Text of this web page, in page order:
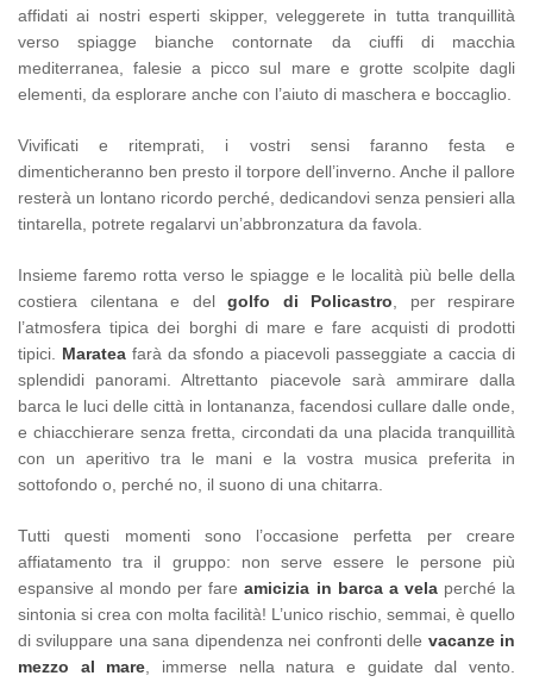
affidati ai nostri esperti skipper, veleggerete in tutta tranquillità
verso spiagge bianche contornate da ciuffi di macchia
mediterranea, falesie a picco sul mare e grotte scolpite dagli
elementi, da esplorare anche con l’aiuto di maschera e boccaglio.
Vivificati e ritemprati, i vostri sensi faranno festa e
dimenticheranno ben presto il torpore dell’inverno. Anche il pallore
resterà un lontano ricordo perché, dedicandovi senza pensieri alla
tintarella, potrete regalarvi un’abbronzatura da favola.
Insieme faremo rotta verso le spiagge e le località più belle della
costiera cilentana e del golfo di Policastro , per respirare
l’atmosfera tipica dei borghi di mare e fare acquisti di prodotti
tipici. Marateafarà da sfondo a piacevoli passeggiate a caccia di
splendidi panorami. Altrettanto piacevole sarà ammirare dalla
barca le luci delle città in lontananza, facendosi cullare dalle onde,
e chiacchierare senza fretta, circondati da una placida tranquillità
con un aperitivo tra le mani e la vostra musica preferita in
sottofondo o, perché no, il suono di una chitarra.
Tutti questi momenti sono l’occasione perfetta per creare
affiatamento tra il gruppo: non serve essere le persone più
espansive al mondo per fareamicizia in barca a velaperché la
sintonia si crea con molta facilità! L’unico rischio, semmai, è quello
di sviluppare una sana dipendenza nei confronti delle vacanze in
mezzo al mare , immerse nella natura e guidate dal vento.